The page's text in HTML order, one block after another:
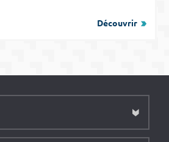
Découvrir